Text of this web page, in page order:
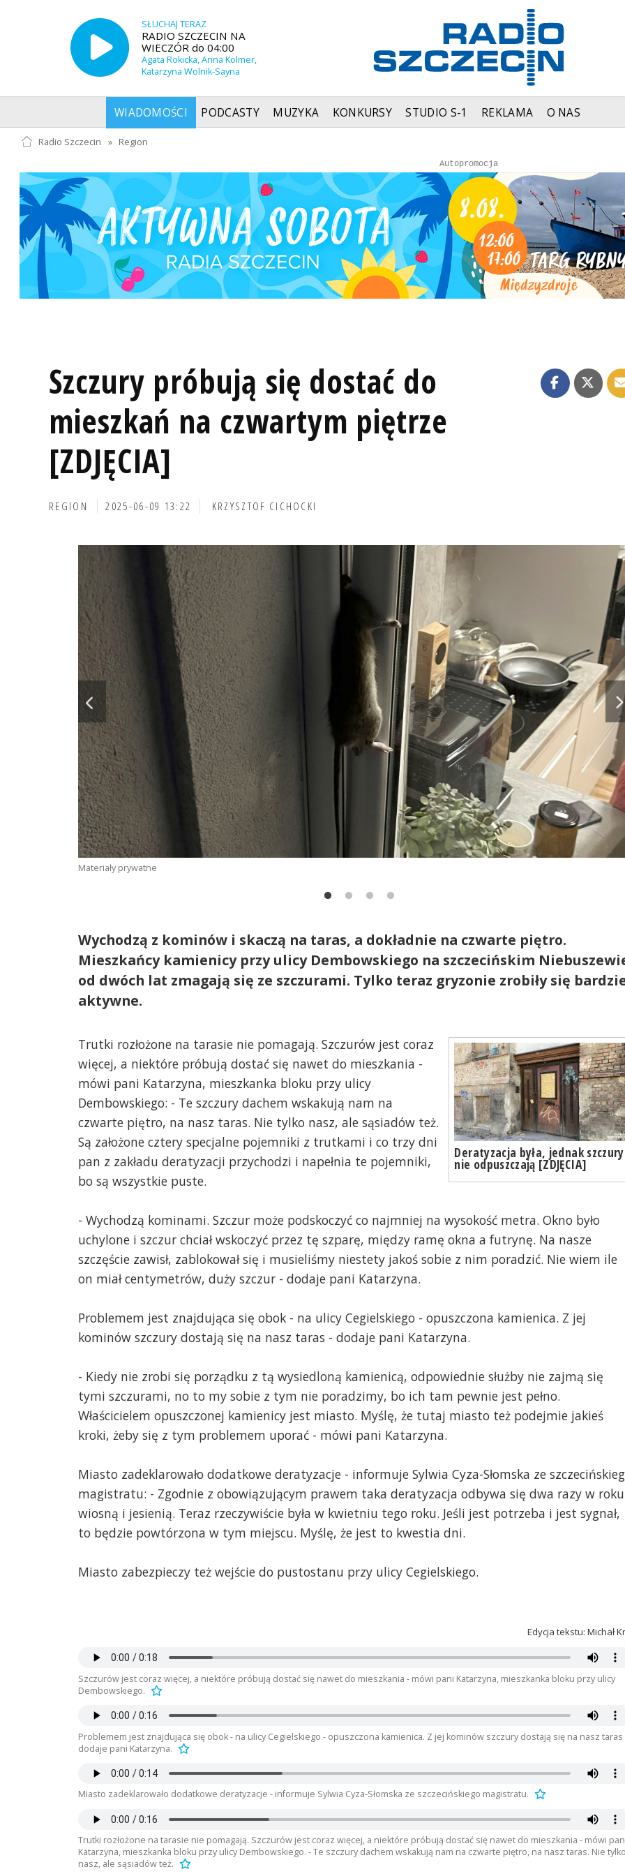
SŁUCHAJ TERAZ
RADIO SZCZECIN NA
WIECZÓR do 04:00
Agata Rokicka, Anna Kolmer,
Katarzyna Wolnik-Sayna
WIADOMOŚCI PODCASTY MUZYKA KONKURSY STUDIO S-1 REKLAMA O NAS
Radio Szczecin » Region
Autopromocja
Autopromocja
Szczury próbują się dostać do
mieszkań na czwartym piętrze
[ZDJĘCIA]
REGION 2025-06-09 13:22 KRZYSZTOF CICHOCKI
Materiały prywatne
Wychodzą z kominów i skaczą na taras, a dokładnie na czwarte piętro.
Mieszkańcy kamienicy przy ulicy Dembowskiego na szczecińskim
od dwóch lat zmagają się ze szczurami. Tylko teraz gryzonie zrobiły się
aktywne.
Deratyzacja była, jednak szczury
nie odpuszczają [ZDJĘCIA]
Trutki rozłożone na tarasie nie pomagają. Szczurów jest coraz
więcej, a niektóre próbują dostać się nawet do mieszkania -
mówi pani Katarzyna, mieszkanka bloku przy ulicy
Dembowskiego: - Te szczury dachem wskakują nam na
czwarte piętro, na nasz taras. Nie tylko nasz, ale sąsiadów też.
Są założone cztery specjalne pojemniki z trutkami i co trzy dni
pan z zakładu deratyzacji przychodzi i napełnia te pojemniki,
bo są wszystkie puste.
- Wychodzą kominami. Szczur może podskoczyć co najmniej na wysokość metra. Okno było
uchylone i szczur chciał wskoczyć przez tę szparę, między ramę okna a futrynę. Na nasze
szczęście zawisł, zablokował się i musieliśmy niestety jakoś sobie z nim poradzić. Nie wiem ile
on miał centymetrów, duży szczur - dodaje pani Katarzyna.
Problemem jest znajdująca się obok - na ulicy Cegielskiego - opuszczona kamienica. Z jej
kominów szczury dostają się na nasz taras - dodaje pani Katarzyna.
- Kiedy nie zrobi się porządku z tą wysiedloną kamienicą, odpowiednie służby nie zajmą się
tymi szczurami, no to my sobie z tym nie poradzimy, bo ich tam pewnie jest pełno.
Właścicielem opuszczonej kamienicy jest miasto. Myślę, że tutaj miasto też podejmie jakieś
kroki, żeby się z tym problemem uporać - mówi pani Katarzyna.
Miasto zadeklarowało dodatkowe deratyzacje - informuje Sylwia Cyza-Słomska ze
magistratu: - Zgodnie z obowiązującym prawem taka deratyzacja odbywa się dwa razy w
wiosną i jesienią. Teraz rzeczywiście była w kwietniu tego roku. Jeśli jest potrzeba i jest sygnał,
to będzie powtórzona w tym miejscu. Myślę, że jest to kwestia dni.
Miasto zabezpieczy też wejście do pustostanu przy ulicy Cegielskiego.
Edycja tekstu: Michał
Szczurów jest coraz więcej, a niektóre próbują dostać się nawet do mieszkania - mówi pani Katarzyna, mieszkanka bloku przy ulicy
Dembowskiego.
Problemem jest znajdująca się obok - na ulicy Cegielskiego - opuszczona kamienica. Z jej kominów szczury dostają się na nasz taras
dodaje pani Katarzyna.
Miasto zadeklarowało dodatkowe deratyzacje - informuje Sylwia Cyza-Słomska ze szczecińskiego magistratu.
Trutki rozłożone na tarasie nie pomagają. Szczurów jest coraz więcej, a niektóre próbują dostać się nawet do mieszkania - mówi
Katarzyna, mieszkanka bloku przy ulicy Dembowskiego. - Te szczury dachem wskakują nam na czwarte piętro, na nasz taras. Nie tylko
nasz, ale sąsiadów też.